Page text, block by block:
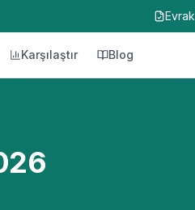
Karşılaştır Blog